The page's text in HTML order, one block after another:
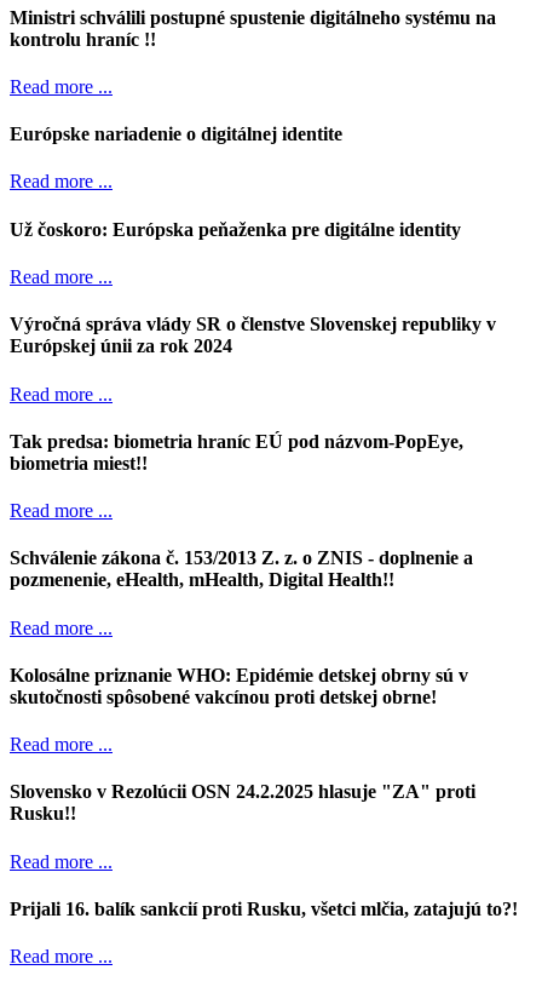
Ministri schválili postupné spustenie digitálneho systému na
kontrolu hraníc !!
Read more ...
Európske nariadenie o digitálnej identite
Read more ...
Už čoskoro: Európska peňaženka pre digitálne identity
Read more ...
Výročná správa vlády SR o členstve Slovenskej republiky v
Európskej únii za rok 2024
Read more ...
Tak predsa: biometria hraníc EÚ pod názvom-PopEye,
biometria miest!!
Read more ...
Schválenie zákona č. 153/2013 Z. z. o ZNIS - doplnenie a
pozmenenie, eHealth, mHealth, Digital Health!!
Read more ...
Kolosálne priznanie WHO: Epidémie detskej obrny sú v
skutočnosti spôsobené vakcínou proti detskej obrne!
Read more ...
Slovensko v Rezolúcii OSN 24.2.2025 hlasuje "ZA" proti
Rusku!!
Read more ...
Prijali 16. balík sankcií proti Rusku, všetci mlčia, zatajujú to?!
Read more ...